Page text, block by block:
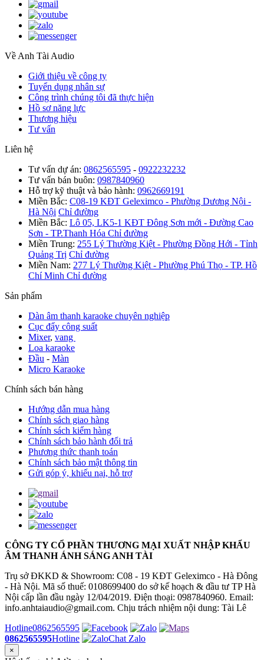
Về Anh Tài Audio
Giới thiệu về công ty
Tuyển dụng nhân sự
Công trình chúng tôi đã thực hiện
Hồ sơ năng lực
Thương hiệu
Tư vấn
Liên hệ
Tư vấn dự án: 0862565595 - 0922232232
Tư vấn bán buôn: 0987840960
Hỗ trợ kỹ thuật và bảo hành: 0962669191
Miền Bắc: C08-19 KĐT Geleximco - Phường Dương Nội -
Hà Nội Chỉ đường
Miền Bắc: Lô 05, LK5-1 KĐT Đông Sơn mới - Đường Cao
Sơn - TP.Thanh Hóa Chỉ đường
Miền Trung: 255 Lý Thường Kiệt - Phường Đồng Hới - Tỉnh
Quảng Trị Chỉ đường
Miền Nam: 277 Lý Thường Kiệt - Phường Phú Thọ - TP. Hồ
Chí Minh Chỉ đường
Sản phẩm
Dàn âm thanh karaoke chuyên nghiệp
Cục đẩy công suất
Mixer, vang
Loa karaoke
Đầu - Màn
Micro Karaoke
Chính sách bán hàng
Hướng dẫn mua hàng
Chính sách giao hàng
Chính sách kiểm hàng
Chính sách bảo hành đổi trả
Phương thức thanh toán
Chính sách bảo mật thông tin
Gửi góp ý, khiếu nại, hỗ trợ
CÔNG TY CỔ PHẦN THƯƠNG MẠI XUẤT NHẬP KHẨU
ÂM THANH ÁNH SÁNG ANH TÀI
Trụ sở ĐKKD & Showroom: C08 - 19 KĐT Geleximco - Hà Đông
- Hà Nội. Mã số thuế: 0108699400 do sở kế hoạch & đầu tư TP Hà
Nội cấp lần đầu ngày 12/04/2019. Điện thoại: 0987840960. Email:
info.anhtaiaudio@gmail.com. Chịu trách nhiệm nội dung: Tài Lê
Hotline0862565595
0862565595Hotline Chat Zalo
×